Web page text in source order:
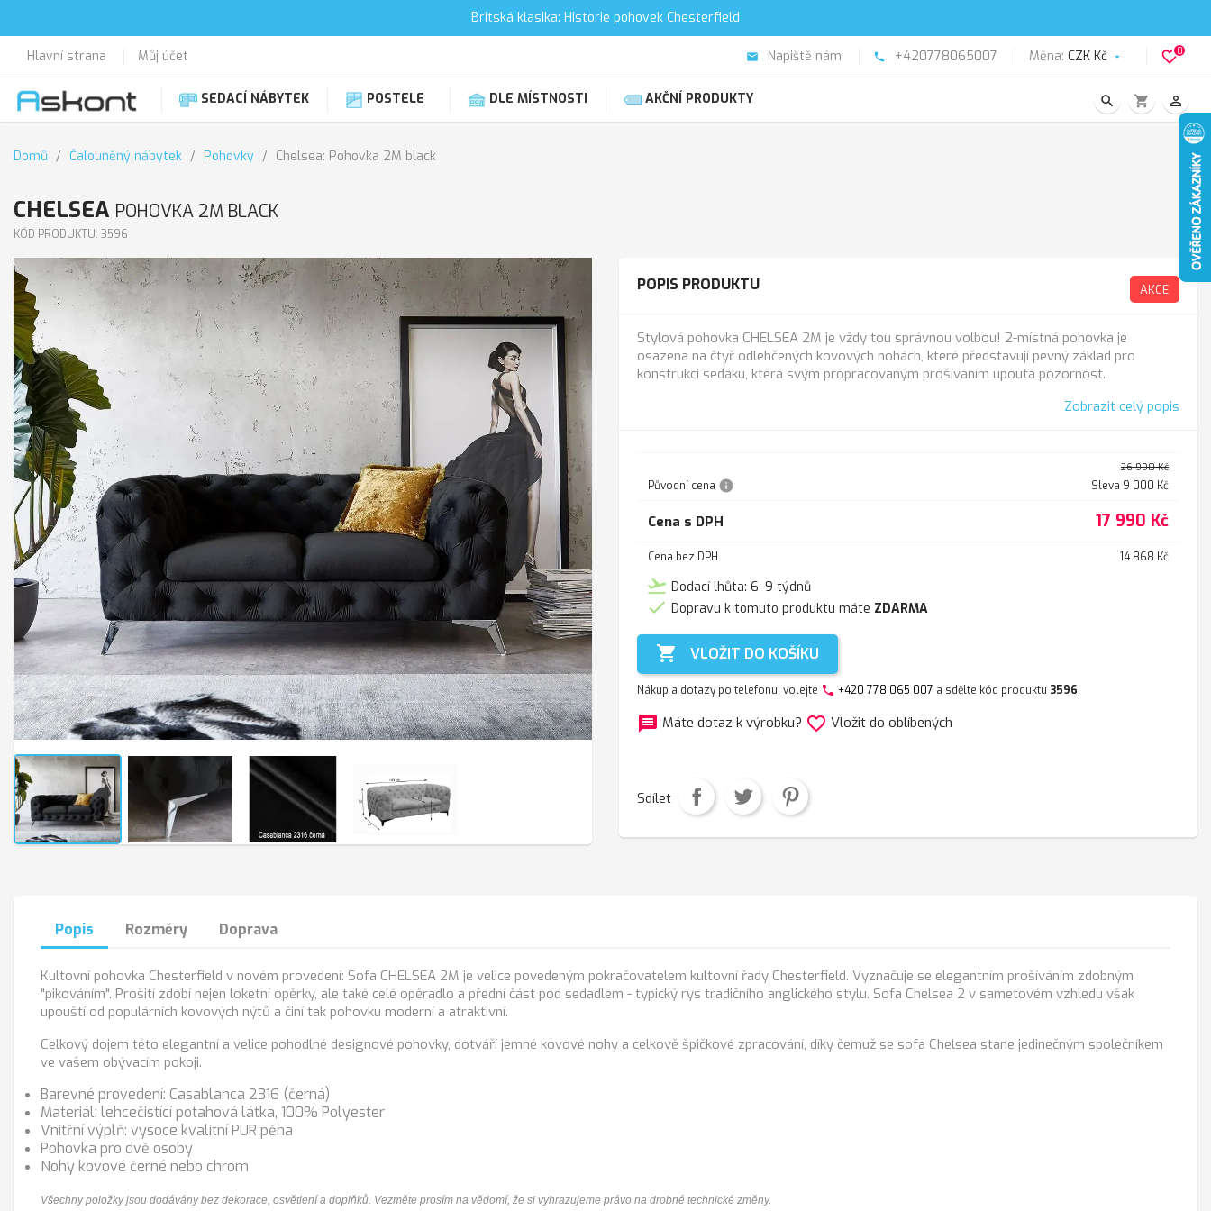
Britská klasika: Historie pohovek Chesterfield
Hlavní strana Můj účet email Napiště nám phone +420778065007 Měna: CZK Kč  favorite_border0
SEDACÍ NÁBYTEK POSTELE DLE MÍSTNOSTI AKČNÍ PRODUKTY search shopping_cart person_outline
Domů Čalouněný nábytek Pohovky Chelsea: Pohovka 2M black
CHELSEA POHOVKA 2M BLACK
KÓD PRODUKTU: 3596
POPIS PRODUKTU AKCE
Stylová pohovka CHELSEA 2M je vždy tou správnou volbou! 2-místná pohovka je
osazena na čtyř odlehčených kovových nohách, které představují pevný základ pro
konstrukci sedáku, která svým propracovaným prošíváním upoutá pozornost.
Zobrazit celý popis
Původní cena info
26 990 Kč
Sleva 9 000 Kč
Cena s DPH 17 990 Kč
Cena bez DPH 14 868 Kč
flight_takeoff Dodací lhůta: 6–9 týdnů
 Dopravu k tomuto produktu máte ZDARMA
 VLOŽIT DO KOŠÍKU
Nákup a dotazy po telefonu, volejte phone +420 778 065 007 a sdělte kód produktu 3596.
message Máte dotaz k výrobku? favorite_border Vložit do oblíbených
Sdílet
Popis Rozměry Doprava
Kultovní pohovka Chesterfield v novém provedení: Sofa CHELSEA 2M je velice povedeným pokračovatelem kultovní řady Chesterfield. Vyznačuje se elegantním prošíváním zdobným
"pikováním". Prošití zdobí nejen loketní opěrky, ale také celé opěradlo a přední část pod sedadlem - typický rys tradičního anglického stylu. Sofa Chelsea 2 v sametovém vzhledu však
upouští od populárních kovových nýtů a činí tak pohovku moderní a atraktivní.
Celkový dojem této elegantní a velice pohodlné designové pohovky, dotváří jemné kovové nohy a celkově špičkové zpracování, díky čemuž se sofa Chelsea stane jedinečným společníkem
ve vašem obývacím pokoji.
Barevné provedení: Casablanca 2316 (černá)
Materiál: lehcečistící potahová látka, 100% Polyester
Vnitřní výplň: vysoce kvalitní PUR pěna
Pohovka pro dvě osoby
Nohy kovové černé nebo chrom
Všechny položky jsou dodávány bez dekorace, osvětlení a doplňků. Vezměte prosím na vědomí, že si vyhrazujeme právo na drobné technické změny.